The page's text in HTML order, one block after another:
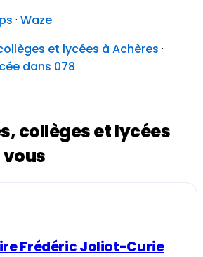
· Waze
et lycées à Achères ·
dans 078
collèges et lycées
vous
Frédéric Joliot-Curie